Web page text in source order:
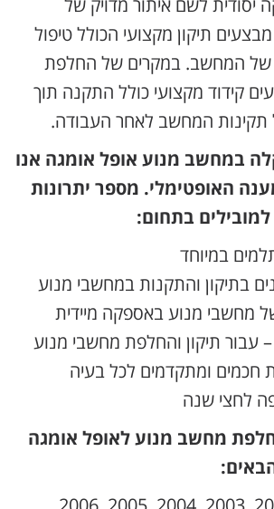
תיקון מקצועי הכולל טיפול
של המחשב. במקרים של החלפת
קידוד מקצועי כולל התקנה תוך
תקינות המחשב לאחר העבודה.
במחשב מנוע אופל אומגה אנו
האופטימלי. מספר יתרונות
בתחום:
במיוחד
בתיקון והתקנות במחשבי מנוע
מחשבי מנוע באספקה מיידית
עבור תיקון והחלפת מחשבי מנוע
חכמים ומתקדמים לכל בעיה
לחצי שנה
מחשב מנוע לאופל אומגה